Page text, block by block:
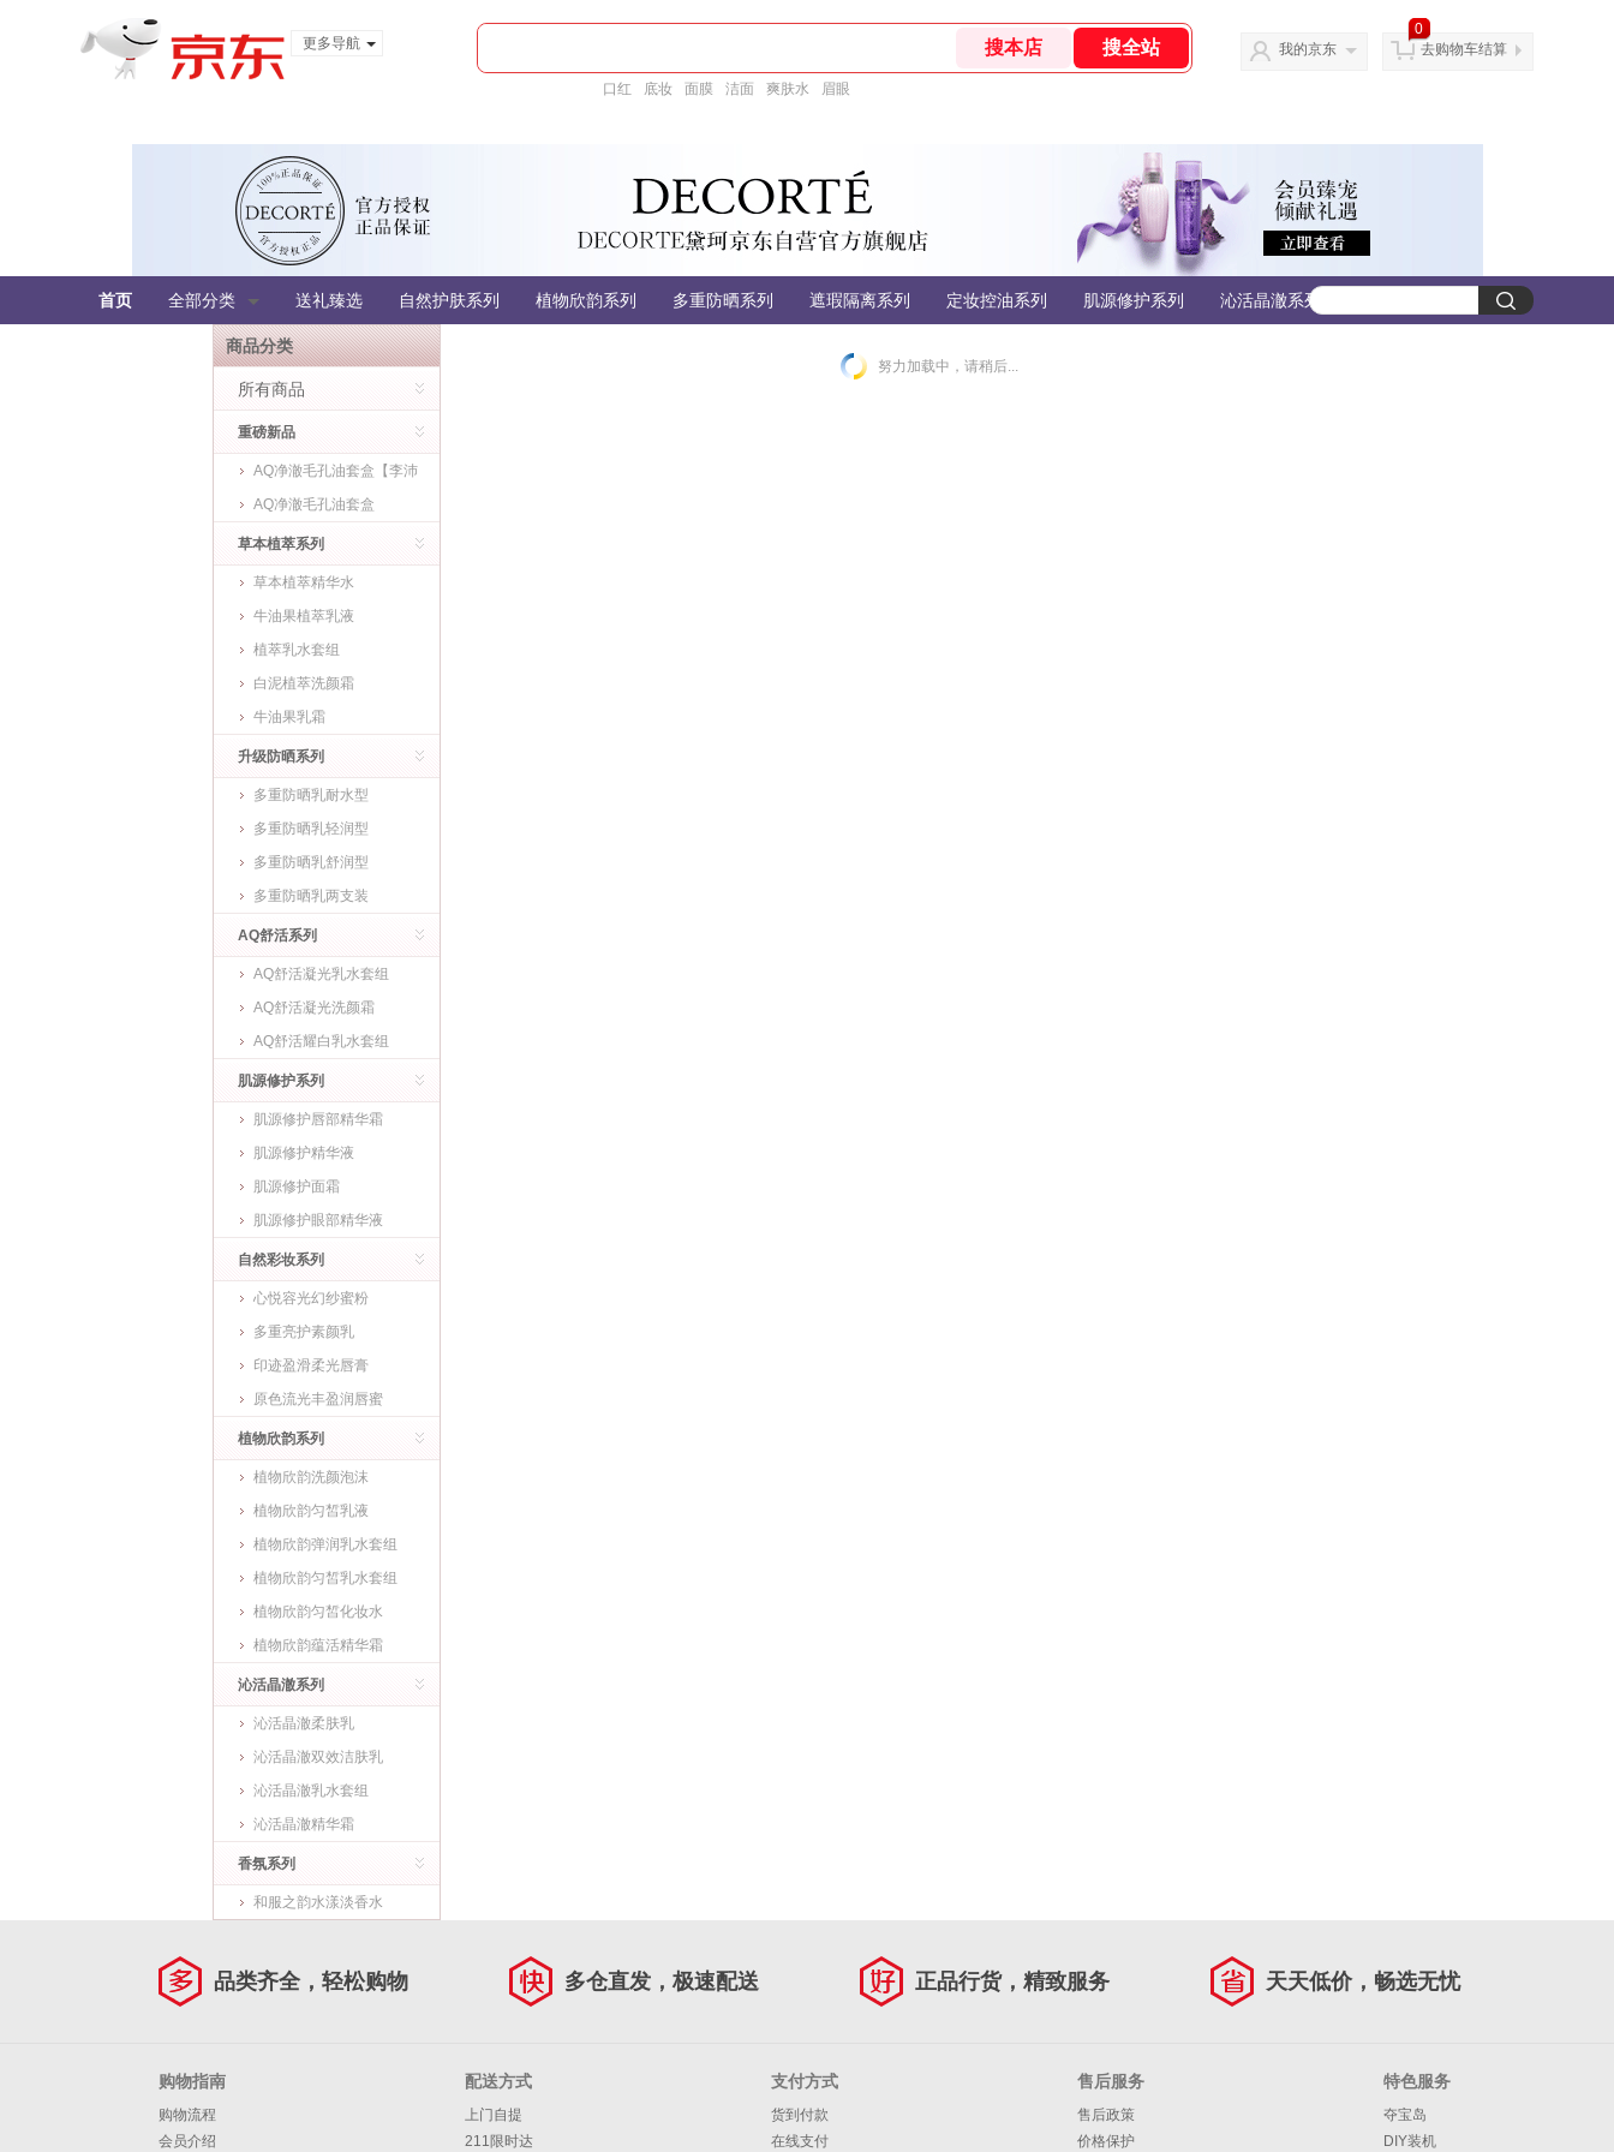
更多导航
口红 底妆 面膜 洁面 爽肤水 眉眼
我的京东
0
去购物车结算
首页 全部分类 送礼臻选 自然护肤系列 植物欣韵系列 多重防晒系列 遮瑕隔离系列 定妆控油系列 肌源修护系列 沁活晶澈系列
商品分类
所有商品
重磅新品
AQ净澈毛孔油套盒【李沛
恩专属】
AQ净澈毛孔油套盒
草本植萃系列
草本植萃精华水
牛油果植萃乳液
植萃乳水套组
白泥植萃洗颜霜
牛油果乳霜
升级防晒系列
多重防晒乳耐水型
多重防晒乳轻润型
多重防晒乳舒润型
多重防晒乳两支装
AQ舒活系列
AQ舒活凝光乳水套组
AQ舒活凝光洗颜霜
AQ舒活耀白乳水套组
肌源修护系列
肌源修护唇部精华霜
肌源修护精华液
肌源修护面霜
肌源修护眼部精华液
自然彩妆系列
心悦容光幻纱蜜粉
多重亮护素颜乳
印迹盈滑柔光唇膏
原色流光丰盈润唇蜜
植物欣韵系列
植物欣韵洗颜泡沫
植物欣韵匀皙乳液
植物欣韵弹润乳水套组
植物欣韵匀皙乳水套组
植物欣韵匀皙化妆水
植物欣韵蕴活精华霜
沁活晶澈系列
沁活晶澈柔肤乳
沁活晶澈双效洁肤乳
沁活晶澈乳水套组
沁活晶澈精华霜
香氛系列
和服之韵水漾淡香水
努力加载中，请稍后...
品类齐全，轻松购物 多仓直发，极速配送 正品行货，精致服务 天天低价，畅选无忧
购物指南
购物流程
会员介绍
配送方式
上门自提
211限时达
支付方式
货到付款
在线支付
售后服务
售后政策
价格保护
特色服务
夺宝岛
DIY装机